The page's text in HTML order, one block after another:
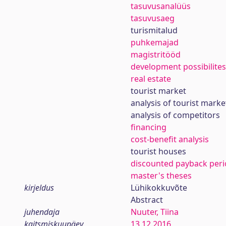
tasuvusanalüüs
tasuvusaeg
turismitalud
puhkemajad
magistritööd
development possibilites
real estate
tourist market
analysis of tourist
analysis of competitors
financing
cost-benefit analysis
tourist houses
discounted payback
master's theses
kirjeldus
Lühikokkuvõte
Abstract
juhendaja
Nuuter, Tiina